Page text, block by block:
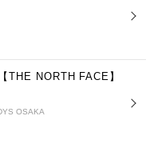
THE NORTH FACE】
OSAKA